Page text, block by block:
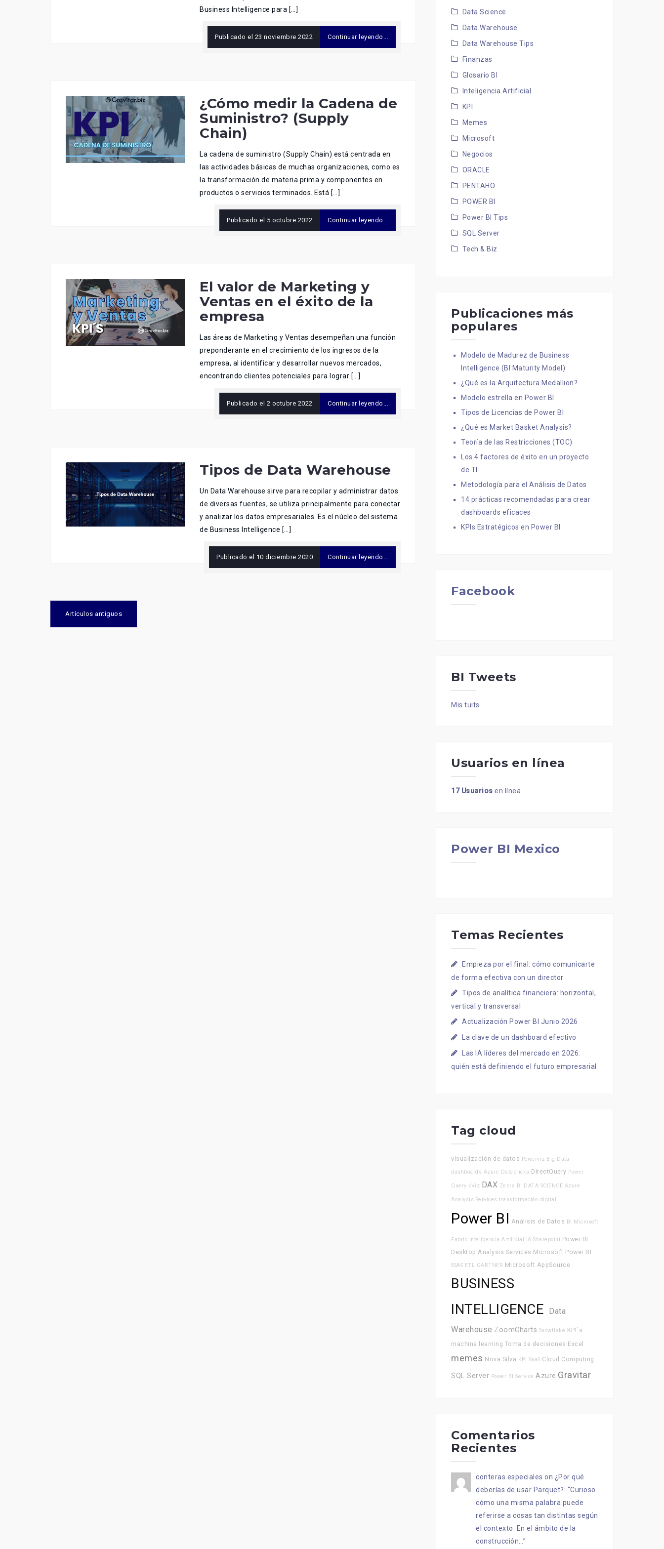
Business Intelligence para […]
Publicado el 23 noviembre 2022 Continuar leyendo...
¿Cómo medir la Cadena de
Suministro? (Supply
Chain)
La cadena de suministro (Supply Chain) está centrada en
las actividades básicas de muchas organizaciones, como es
la transformación de materia prima y componentes en
productos o servicios terminados. Está […]
Publicado el 5 octubre 2022 Continuar leyendo...
El valor de Marketing y
Ventas en el éxito de la
empresa
Las áreas de Marketing y Ventas desempeñan una función
preponderante en el crecimiento de los ingresos de la
empresa, al identificar y desarrollar nuevos mercados,
encontrando clientes potenciales para lograr […]
Publicado el 2 octubre 2022 Continuar leyendo...
Tipos de Data Warehouse
Un Data Warehouse sirve para recopilar y administrar datos
de diversas fuentes, se utiliza principalmente para conectar
y analizar los datos empresariales. Es el núcleo del sistema
de Business Intelligence […]
Publicado el 10 diciembre 2020 Continuar leyendo...
Navegación
de
Artículos antiguos
Data Science
Data Warehouse
Data Warehouse Tips
Finanzas
Glosario BI
Inteligencia Artificial
KPI
Memes
Microsoft
Negocios
ORACLE
PENTAHO
POWER BI
Power BI Tips
SQL Server
Tech & Biz
Publicaciones más
populares
Modelo de Madurez de Business
Intelligence (BI Maturity Model)
¿Qué es la Arquitectura Medallion?
Modelo estrella en Power BI
Tipos de Licencias de Power BI
¿Qué es Market Basket Analysis?
Teoría de las Restricciones (TOC)
Los 4 factores de éxito en un proyecto
de TI
Metodología para el Análisis de Datos
14 prácticas recomendadas para crear
dashboards eficaces
KPIs Estratégicos en Power BI
Facebook
BI Tweets
Mis tuits
Usuarios en línea
17 Usuarios en línea
Power BI Mexico
Temas Recientes
Empieza por el final: cómo comunicarte
de forma efectiva con un director
Tipos de analítica financiera: horizontal,
vertical y transversal
Actualización Power BI Junio 2026
La clave de un dashboard efectivo
Las IA líderes del mercado en 2026:
quién está definiendo el futuro empresarial
Tag cloud
visualización de datos Powerviz Big Data
dashboards Azure Databricks DirectQuery Power
Query xViz DAX Zebra BI DATA SCIENCE Azure
Analysis Services transformación digital
Power BI Análisis de Datos BI Microsoft
Fabric Inteligencia Artificial IA Sharepoint Power BI
Desktop Analysis Services Microsoft Power BI
SSAS ETL GARTNER Microsoft AppSource
BUSINESS
INTELLIGENCE
Data
Warehouse ZoomCharts Snowflake KPI´s
machine learning Toma de decisiones Excel
memes Nova Silva KPI SaaS Cloud Computing
SQL Server Power BI Service Azure Gravitar
Comentarios
Recientes
conteras especiales on ¿Por qué
deberías de usar Parquet?: “Curioso
cómo una misma palabra puede
referirse a cosas tan distintas según
el contexto. En el ámbito de la
construcción… ”